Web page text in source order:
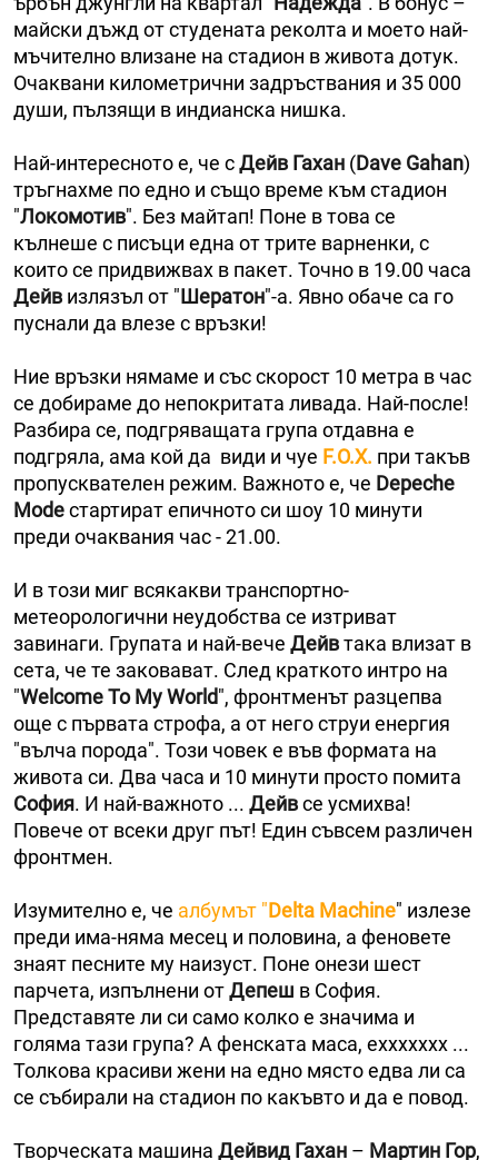
майски дъжд от студената реколта и моето най-
мъчително влизане на стадион в живота дотук.
Очаквани километрични задръствания и 35 000
души, пълзящи в индианска нишка.
Най-интересното е, че сДейв Гахан (Dave Gahan)
тръгнахме по едно и също време към стадион
"Локомотив". Без майтап! Поне в това се
кълнеше с писъци една от трите варненки, с
които се придвижвах в пакет. Точно в 19.00 часа
Дейв излязъл от "Шератон"-а. Явно обаче са го
пуснали да влезе с връзки!
Ние връзки нямаме и със скорост 10 метра в час
се добираме до непокритата ливада. Най-после!
Разбира се, подгряващата група отдавна е
подгряла, ама кой да види и чуе F.O.X. при такъв
пропусквателен режим. Важното е, че Depeche
Modeстартират епичното си шоу 10 минути
преди очаквания час - 21.00.
И в този миг всякакви транспортно-
метеорологични неудобства се изтриват
завинаги. Групата и най-вече Дейвтака влизат в
сета, че те заковават. След краткото интро на
"Welcome To My World", фронтменът разцепва
още с първата строфа, а от него струи енергия
"вълча порода". Този човек е във формата на
живота си. Два часа и 10 минути просто помита
София. И най-важното ... Дейвсе усмихва!
Повече от всеки друг път! Един съвсем различен
фронтмен.
Изумително е, че албумът "Delta Machine" излезе
преди има-няма месец и половина, а феновете
знаят песните му наизуст. Поне онези шест
парчета, изпълнени отДепеш в София.
Представяте ли си само колко е значима и
голяма тази група? А фенската маса, еххххххх ...
Толкова красиви жени на едно място едва ли са
се събирали на стадион по какъвто и да е повод.
Творческата машина Дейвид Гахан – Мартин Гор,